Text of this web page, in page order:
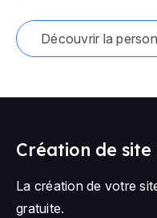
Découvrir la
Création de
La création de votre
gratuite.